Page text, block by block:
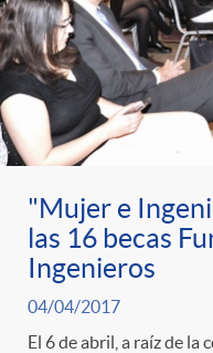
"Mujer e
las 16 becas
Ingenieros
04/04/2017
El 6 de abril, a raíz de la